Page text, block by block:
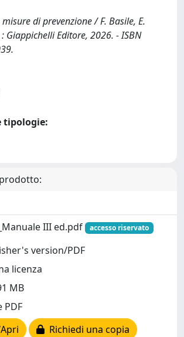
di prevenzione / F. Basile, E.
Giappichelli Editore, 2026. - ISBN
tipologie:
III ed.pdf
accesso riservato
version/PDF
licenza
MB
PDF
Richiedi una copia